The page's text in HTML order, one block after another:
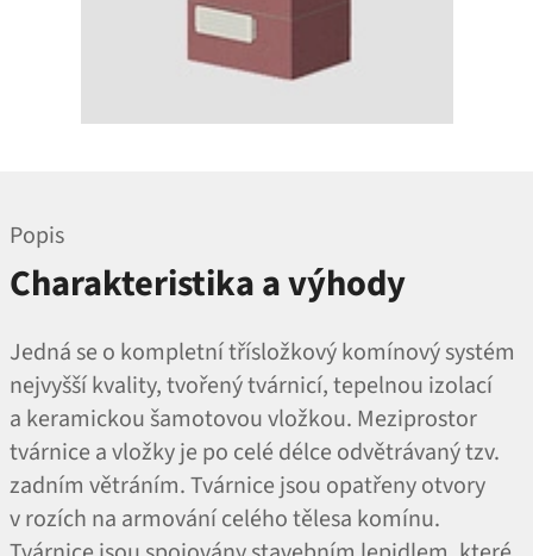
Popis
Charakteristika a výhody
Jedná se o kompletní třísložkový komínový systém
nejvyšší kvality, tvořený tvárnicí, tepelnou izolací
a keramickou šamotovou vložkou. Meziprostor
tvárnice a vložky je po celé délce odvětrávaný tzv.
zadním větráním. Tvárnice jsou opatřeny otvory
v rozích na armování celého tělesa komínu.